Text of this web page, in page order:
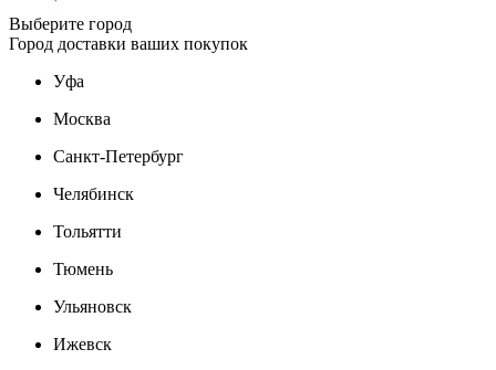
Выберите город
Город доставки ваших покупок
Уфа
Москва
Санкт-Петербург
Челябинск
Тольятти
Тюмень
Ульяновск
Ижевск